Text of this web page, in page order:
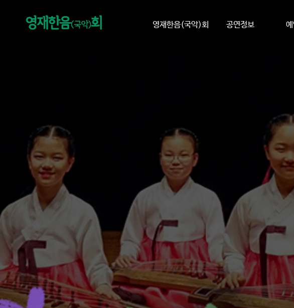
영재한음(국악)회
공연정보